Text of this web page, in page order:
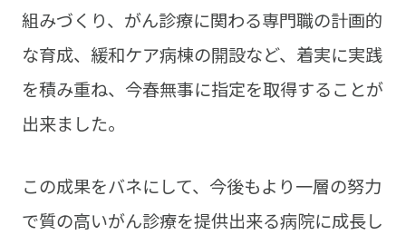
組みづくり、がん診療に関わる専門職の計画的
な育成、緩和ケア病棟の開設など、着実に実践
を積み重ね、今春無事に指定を取得することが
出来ました。
この成果をバネにして、今後もより一層の努力
で質の高いがん診療を提供出来る病院に成長し